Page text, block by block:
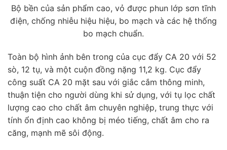
Bộ bền của sản phẩm cao, vỏ được phun lớp sơn tĩnh
điện, chống nhiễu hiệu hiệu, bo mạch và các hệ thống
bo mạch chuẩn.
Toàn bộ hình ảnh bên trong của cục đẩy CA 20 với 52
sò, 12 tụ, và một cuộn đồng nặng 11,2 kg. Cục đẩy
công suất CA 20 mặt sau với giắc cắm thông minh,
thuận tiện cho người dùng khi sử dụng, với tụ lọc chất
lượng cao cho chất âm chuyên nghiệp, trung thực với
tính ổn định cao không bị méo tiếng, chất âm cho ra
căng, mạnh mẽ sôi động.